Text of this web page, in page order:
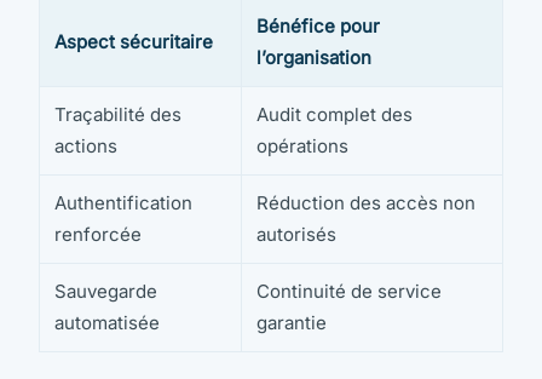
Aspect sécuritaire
Bénéfice pour
l’organisation
Traçabilité des
actions
Audit complet des
opérations
Authentification
renforcée
Réduction des accès non
autorisés
Sauvegarde
automatisée
Continuité de service
garantie